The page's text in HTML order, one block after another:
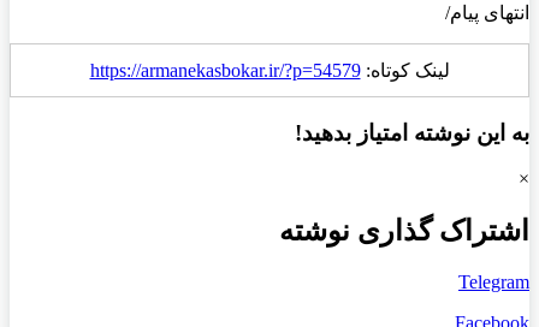
انتهای پیام/
لینک کوتاه:https://armanekasbokar.ir/?p=54579
به این نوشته امتیاز بدهید!
×
اشتراک گذاری نوشته
Telegram
Facebook